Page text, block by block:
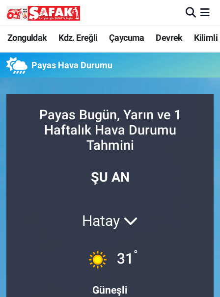
Zonguldak Kdz. Ereğli Çaycuma Devrek Kilimli
Payas Hava Durumu
Payas Bugün, Yarın ve 1
Haftalık Hava Durumu
Tahmini
ŞU AN
Hatay
31 °
Güneşli
Zonguldak
Kdz. Ereğli
Devrek
Kilimli
Zonguldak Nöbetçi Eczaneler
Zonguldak Hava Durumu
Zonguldak Trafik Yoğunluk Haritası
Süper Lig Puan Durumu ve Fikstür
Son Dakika Haberleri